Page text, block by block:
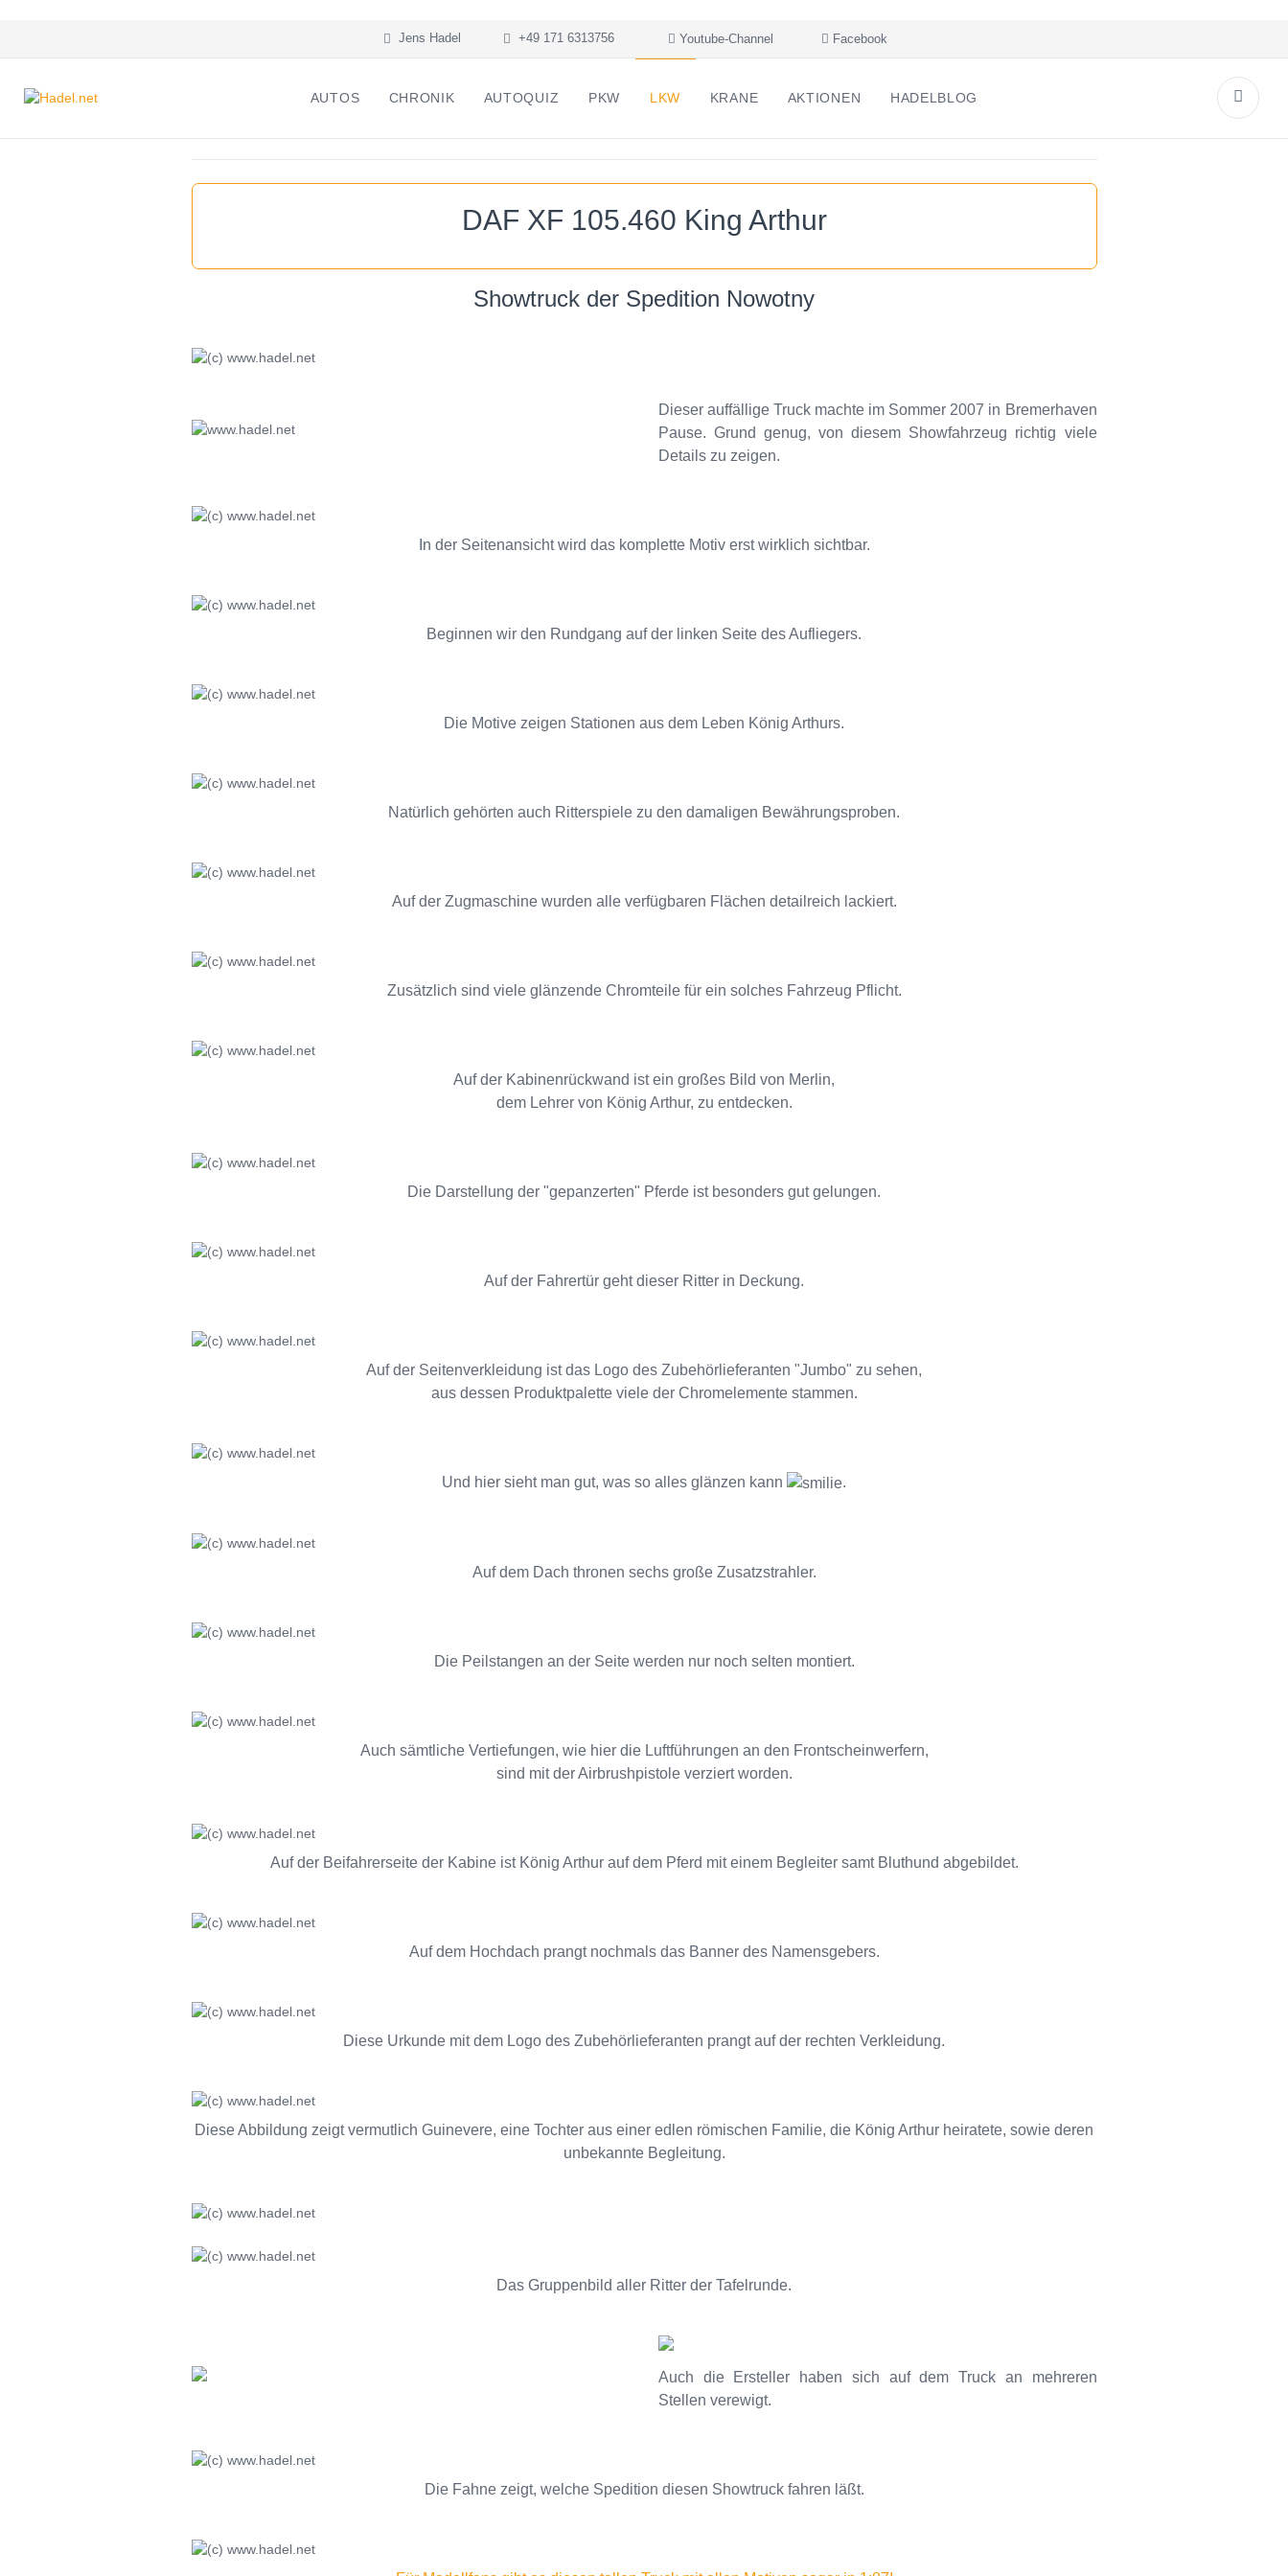
Jens Hadel +49 171 6313756 Youtube-Channel Facebook
AUTOS CHRONIK AUTOQUIZ PKW LKW KRANE AKTIONEN HADELBLOG
DAF XF 105.460 King Arthur
Showtruck der Spedition Nowotny
Dieser auffällige Truck machte im Sommer 2007 in Bremerhaven
Pause. Grund genug, von diesem Showfahrzeug richtig viele
Details zu zeigen.
In der Seitenansicht wird das komplette Motiv erst wirklich sichtbar.
Beginnen wir den Rundgang auf der linken Seite des Aufliegers.
Die Motive zeigen Stationen aus dem Leben König Arthurs.
Natürlich gehörten auch Ritterspiele zu den damaligen Bewährungsproben.
Auf der Zugmaschine wurden alle verfügbaren Flächen detailreich lackiert.
Zusätzlich sind viele glänzende Chromteile für ein solches Fahrzeug Pflicht.
Auf der Kabinenrückwand ist ein großes Bild von Merlin,
dem Lehrer von König Arthur, zu entdecken.
Die Darstellung der "gepanzerten" Pferde ist besonders gut gelungen.
Auf der Fahrertür geht dieser Ritter in Deckung.
Auf der Seitenverkleidung ist das Logo des Zubehörlieferanten "Jumbo" zu sehen,
aus dessen Produktpalette viele der Chromelemente stammen.
Und hier sieht man gut, was so alles glänzen kann .
Auf dem Dach thronen sechs große Zusatzstrahler.
Die Peilstangen an der Seite werden nur noch selten montiert.
Auch sämtliche Vertiefungen, wie hier die Luftführungen an den Frontscheinwerfern,
sind mit der Airbrushpistole verziert worden.
Auf der Beifahrerseite der Kabine ist König Arthur auf dem Pferd mit einem Begleiter samt Bluthund abgebildet.
Auf dem Hochdach prangt nochmals das Banner des Namensgebers.
Diese Urkunde mit dem Logo des Zubehörlieferanten prangt auf der rechten Verkleidung.
Diese Abbildung zeigt vermutlich Guinevere, eine Tochter aus einer edlen römischen Familie, die König Arthur heiratete, sowie deren
unbekannte Begleitung.
Das Gruppenbild aller Ritter der Tafelrunde.
Auch die Ersteller haben sich auf dem Truck an mehreren
Stellen verewigt.
Die Fahne zeigt, welche Spedition diesen Showtruck fahren läßt.